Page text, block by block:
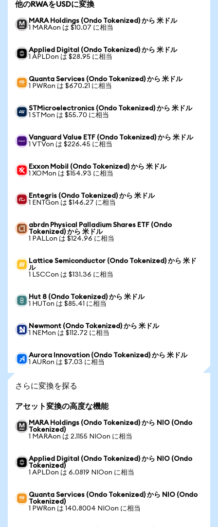
他のRWAをUSDに変換
MARA Holdings (Ondo Tokenized) から 米ドル
1 MARAon は $10.07 に相当
Applied Digital (Ondo Tokenized) から 米ドル
1 APLDon は $28.95 に相当
Quanta Services (Ondo Tokenized) から 米ドル
1 PWRon は $670.21 に相当
STMicroelectronics (Ondo Tokenized) から 米ドル
1 STMon は $55.70 に相当
Vanguard Value ETF (Ondo Tokenized) から 米ドル
1 VTVon は $226.45 に相当
Exxon Mobil (Ondo Tokenized) から 米ドル
1 XOMon は $154.93 に相当
Entegris (Ondo Tokenized) から 米ドル
1 ENTGon は $146.27 に相当
abrdn Physical Palladium Shares ETF (Ondo
Tokenized) から 米ドル
1 PALLon は $124.96 に相当
Lattice Semiconductor (Ondo Tokenized) から 米ド
ル
1 LSCCon は $131.36 に相当
Hut 8 (Ondo Tokenized) から 米ドル
1 HUTon は $85.41 に相当
Newmont (Ondo Tokenized) から 米ドル
1 NEMon は $112.72 に相当
Aurora Innovation (Ondo Tokenized) から 米ドル
1 AURon は $7.03 に相当
さらに変換を探る
アセット変換の高度な機能
MARA Holdings (Ondo Tokenized) から NIO (Ondo
Tokenized)
1 MARAon は 2.1155 NIOon に相当
Applied Digital (Ondo Tokenized) から NIO (Ondo
Tokenized)
1 APLDon は 6.0819 NIOon に相当
Quanta Services (Ondo Tokenized) から NIO (Ondo
Tokenized)
1 PWRon は 140.8004 NIOon に相当